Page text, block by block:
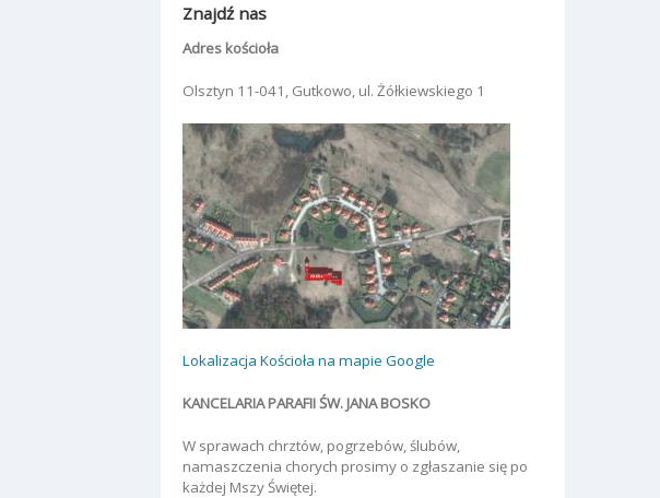
Znajdź nas
Adres kościoła
Olsztyn 11-041, Gutkowo, ul. Żółkiewskiego 1
Lokalizacja Kościoła na mapie Google
KANCELARIA PARAFII ŚW. JANA BOSKO
W sprawach chrztów, pogrzebów, ślubów,
namaszczenia chorych prosimy o zgłaszanie się po
każdej Mszy Świętej.